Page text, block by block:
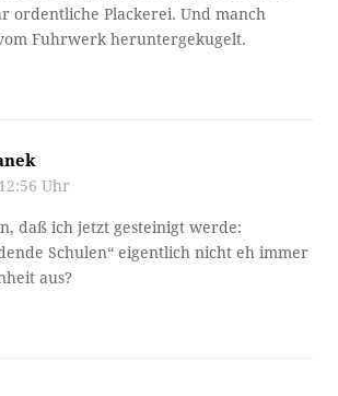
ordentliche Plackerei. Und manch
Fuhrwerk heruntergekugelt.
Uhr
daß ich jetzt gesteinigt werde:
Schulen“ eigentlich nicht eh immer
aus?